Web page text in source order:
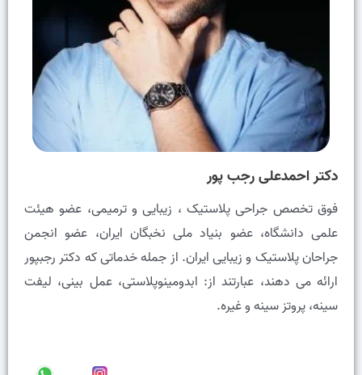
دکتر احمدعلی رجب پور
فوق تخصص جراحی پلاستیک ، زیبایی و ترمیمی، عضو هيئت
علمى دانشگاه، عضو بنیاد ملی نخبگان ایران، عضو انجمن
جراحان پلاستیک و زیبایی ایران. از جمله خدماتی که دکتر رجبپور
ارائه می دهند، عبارتند از: ابدومینوپلاستی، عمل بینی، لیفت
سینه، پروتز سینه و غیره.